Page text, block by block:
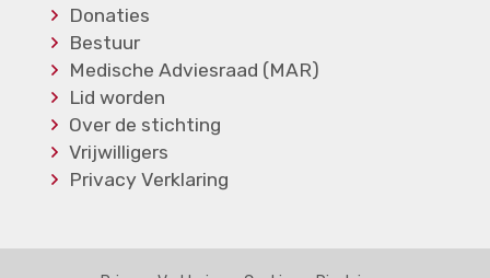
Donaties
Bestuur
Medische Adviesraad (MAR)
Lid worden
Over de stichting
Vrijwilligers
Privacy Verklaring